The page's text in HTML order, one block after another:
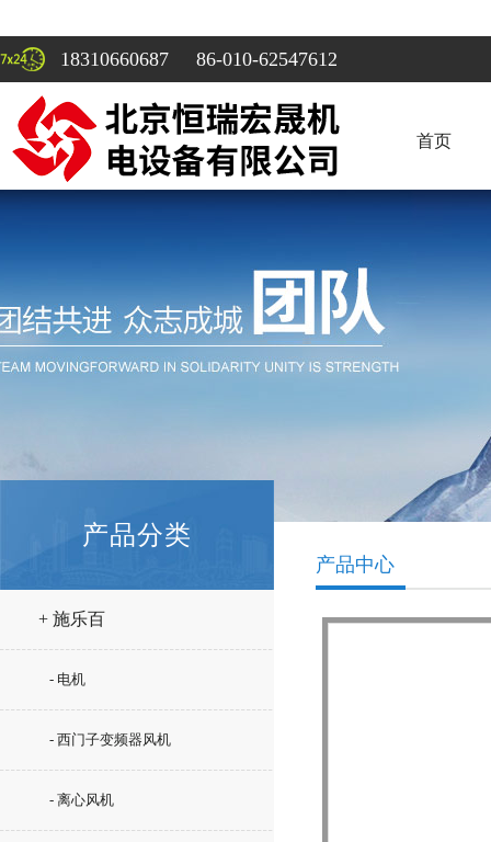
18310660687 86-010-62547612
首页
产品分类
+ 施乐百
- 电机
- 西门子变频器风机
- 离心风机
产品中心